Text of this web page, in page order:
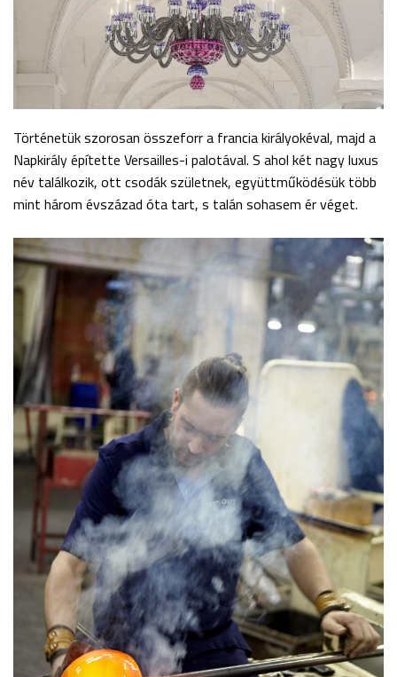
Történetük szorosan összeforr a francia királyokéval, majd a
Napkirály építette Versailles-i palotával. S ahol két nagy luxus
név találkozik, ott csodák születnek, együttműködésük több
mint három évszázad óta tart, s talán sohasem ér véget.